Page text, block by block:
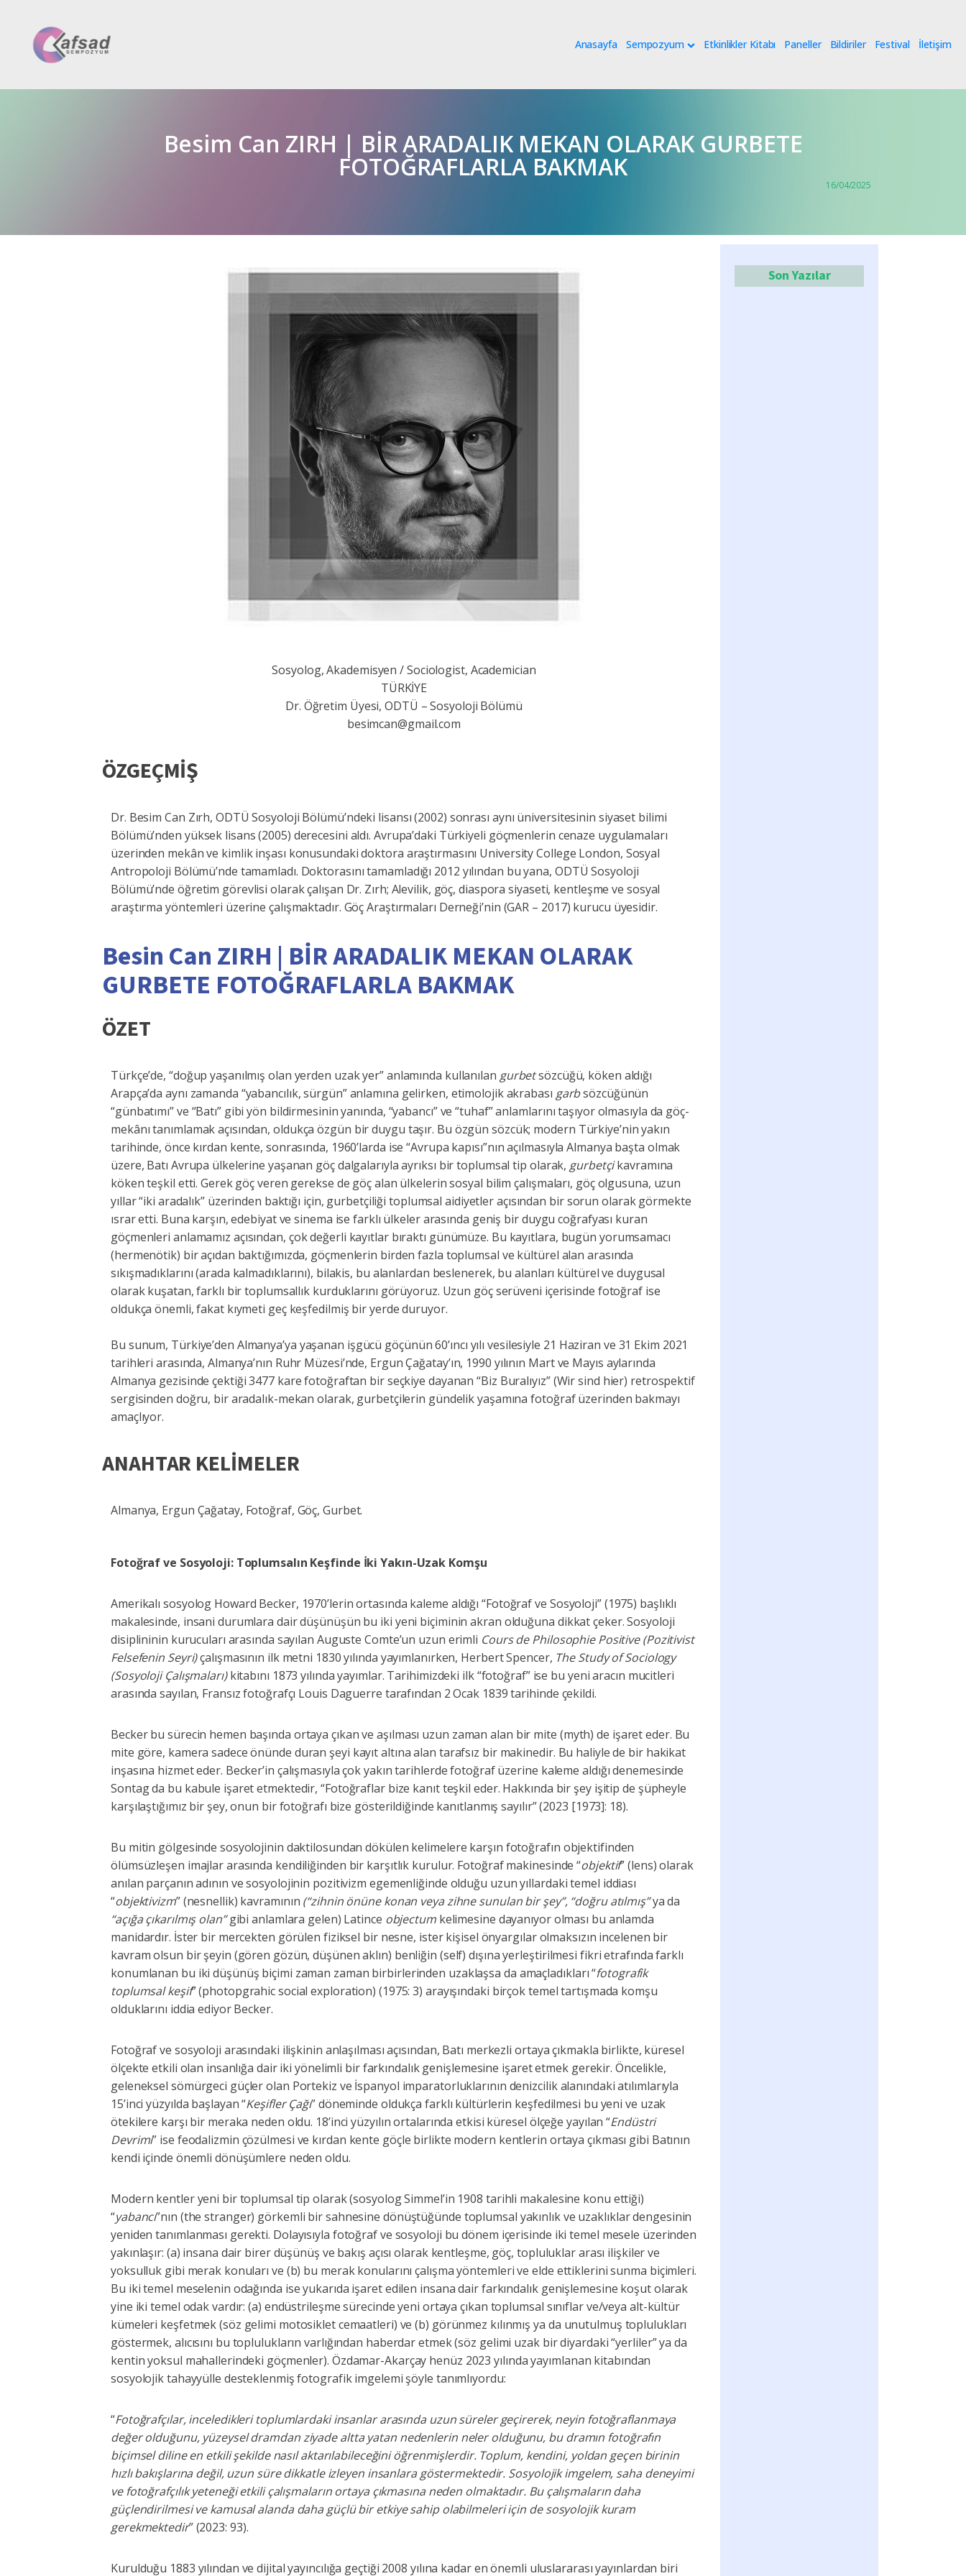
Anasayfa Sempozyum Etkinlikler Kitabı Paneller Bildiriler Festival İletişim
Besim Can ZIRH | BİR ARADALIK MEKAN OLARAK GURBETE
FOTOĞRAFLARLA BAKMAK
16/04/2025
Sosyolog, Akademisyen / Sociologist, Academician
TÜRKİYE
Dr. Öğretim Üyesi, ODTÜ – Sosyoloji Bölümü
besimcan@gmail.com
ÖZGEÇMİŞ
Dr. Besim Can Zırh, ODTÜ Sosyoloji Bölümü’ndeki lisansı (2002) sonrası aynı üniversitesinin siyaset bilimi
Bölümü’nden yüksek lisans (2005) derecesini aldı. Avrupa’daki Türkiyeli göçmenlerin cenaze uygulamaları
üzerinden mekân ve kimlik inşası konusundaki doktora araştırmasını University College London, Sosyal
Antropoloji Bölümü’nde tamamladı. Doktorasını tamamladığı 2012 yılından bu yana, ODTÜ Sosyoloji
Bölümü’nde öğretim görevlisi olarak çalışan Dr. Zırh; Alevilik, göç, diaspora siyaseti, kentleşme ve sosyal
araştırma yöntemleri üzerine çalışmaktadır. Göç Araştırmaları Derneği’nin (GAR – 2017) kurucu üyesidir.
Besin Can ZIRH | BİR ARADALIK MEKAN OLARAK
GURBETE FOTOĞRAFLARLA BAKMAK
ÖZET
Türkçe’de, “doğup yaşanılmış olan yerden uzak yer” anlamında kullanılan gurbetsözcüğü, köken aldığı
Arapça’da aynı zamanda “yabancılık, sürgün” anlamına gelirken, etimolojik akrabası garbsözcüğünün
“günbatımı” ve “Batı” gibi yön bildirmesinin yanında, “yabancı” ve “tuhaf” anlamlarını taşıyor olmasıyla da göç-
mekânı tanımlamak açısından, oldukça özgün bir duygu taşır. Bu özgün sözcük; modern Türkiye’nin yakın
tarihinde, önce kırdan kente, sonrasında, 1960’larda ise “Avrupa kapısı”nın açılmasıyla Almanya başta olmak
üzere, Batı Avrupa ülkelerine yaşanan göç dalgalarıyla ayrıksı bir toplumsal tip olarak, gurbetçikavramına
köken teşkil etti. Gerek göç veren gerekse de göç alan ülkelerin sosyal bilim çalışmaları, göç olgusuna, uzun
yıllar “iki aradalık” üzerinden baktığı için, gurbetçiliği toplumsal aidiyetler açısından bir sorun olarak görmekte
ısrar etti. Buna karşın, edebiyat ve sinema ise farklı ülkeler arasında geniş bir duygu coğrafyası kuran
göçmenleri anlamamız açısından, çok değerli kayıtlar bıraktı günümüze. Bu kayıtlara, bugün yorumsamacı
(hermenötik) bir açıdan baktığımızda, göçmenlerin birden fazla toplumsal ve kültürel alan arasında
sıkışmadıklarını (arada kalmadıklarını), bilakis, bu alanlardan beslenerek, bu alanları kültürel ve duygusal
olarak kuşatan, farklı bir toplumsallık kurduklarını görüyoruz. Uzun göç serüveni içerisinde fotoğraf ise
oldukça önemli, fakat kıymeti geç keşfedilmiş bir yerde duruyor.
Bu sunum, Türkiye’den Almanya’ya yaşanan işgücü göçünün 60’ıncı yılı vesilesiyle 21 Haziran ve 31 Ekim 2021
tarihleri arasında, Almanya’nın Ruhr Müzesi’nde, Ergun Çağatay’ın, 1990 yılının Mart ve Mayıs aylarında
Almanya gezisinde çektiği 3477 kare fotoğraftan bir seçkiye dayanan “Biz Buralıyız” (Wir sind hier) retrospektif
sergisinden doğru, bir aradalık-mekan olarak, gurbetçilerin gündelik yaşamına fotoğraf üzerinden bakmayı
amaçlıyor.
ANAHTAR KELİMELER
Almanya, Ergun Çağatay, Fotoğraf, Göç, Gurbet.
Fotoğraf ve Sosyoloji: Toplumsalın Keşfinde İki Yakın-Uzak Komşu
Amerikalı sosyolog Howard Becker, 1970’lerin ortasında kaleme aldığı “Fotoğraf ve Sosyoloji” (1975) başlıklı
makalesinde, insani durumlara dair düşünüşün bu iki yeni biçiminin akran olduğuna dikkat çeker. Sosyoloji
disiplininin kurucuları arasında sayılan Auguste Comte’un uzun erimli Cours de Philosophie Positive (Pozitivist
Felsefenin Seyri)çalışmasının ilk metni 1830 yılında yayımlanırken, Herbert Spencer, The Study of Sociology
(Sosyoloji Çalışmaları)kitabını 1873 yılında yayımlar. Tarihimizdeki ilk “fotoğraf” ise bu yeni aracın mucitleri
arasında sayılan, Fransız fotoğrafçı Louis Daguerre tarafından 2 Ocak 1839 tarihinde çekildi.
Becker bu sürecin hemen başında ortaya çıkan ve aşılması uzun zaman alan bir mite (myth) de işaret eder. Bu
mite göre, kamera sadece önünde duran şeyi kayıt altına alan tarafsız bir makinedir. Bu haliyle de bir hakikat
inşasına hizmet eder. Becker’in çalışmasıyla çok yakın tarihlerde fotoğraf üzerine kaleme aldığı denemesinde
Sontag da bu kabule işaret etmektedir, “Fotoğraflar bize kanıt teşkil eder. Hakkında bir şey işitip de şüpheyle
karşılaştığımız bir şey, onun bir fotoğrafı bize gösterildiğinde kanıtlanmış sayılır” (2023 [1973]: 18).
Bu mitin gölgesinde sosyolojinin daktilosundan dökülen kelimelere karşın fotoğrafın objektifinden
ölümsüzleşen imajlar arasında kendiliğinden bir karşıtlık kurulur. Fotoğraf makinesinde “objektif” (lens) olarak
anılan parçanın adının ve sosyolojinin pozitivizm egemenliğinde olduğu uzun yıllardaki temel iddiası
“objektivizm” (nesnellik) kavramının (“zihnin önüne konan veya zihne sunulan bir şey”, “doğru atılmış”ya da
“açığa çıkarılmış olan”gibi anlamlara gelen) Latince objectumkelimesine dayanıyor olması bu anlamda
manidardır. İster bir mercekten görülen fiziksel bir nesne, ister kişisel önyargılar olmaksızın incelenen bir
kavram olsun bir şeyin (gören gözün, düşünen aklın) benliğin (self) dışına yerleştirilmesi fikri etrafında farklı
konumlanan bu iki düşünüş biçimi zaman zaman birbirlerinden uzaklaşsa da amaçladıkları “fotografik
toplumsal keşif” (photopgrahic social exploration) (1975: 3) arayışındaki birçok temel tartışmada komşu
olduklarını iddia ediyor Becker.
Fotoğraf ve sosyoloji arasındaki ilişkinin anlaşılması açısından, Batı merkezli ortaya çıkmakla birlikte, küresel
ölçekte etkili olan insanlığa dair iki yönelimli bir farkındalık genişlemesine işaret etmek gerekir. Öncelikle,
geleneksel sömürgeci güçler olan Portekiz ve İspanyol imparatorluklarının denizcilik alanındaki atılımlarıyla
15’inci yüzyılda başlayan “Keşifler Çağı” döneminde oldukça farklı kültürlerin keşfedilmesi bu yeni ve uzak
ötekilere karşı bir meraka neden oldu. 18’inci yüzyılın ortalarında etkisi küresel ölçeğe yayılan “Endüstri
Devrimi” ise feodalizmin çözülmesi ve kırdan kente göçle birlikte modern kentlerin ortaya çıkması gibi Batının
kendi içinde önemli dönüşümlere neden oldu.
Modern kentler yeni bir toplumsal tip olarak (sosyolog Simmel’in 1908 tarihli makalesine konu ettiği)
“yabancı”nın (the stranger) görkemli bir sahnesine dönüştüğünde toplumsal yakınlık ve uzaklıklar dengesinin
yeniden tanımlanması gerekti. Dolayısıyla fotoğraf ve sosyoloji bu dönem içerisinde iki temel mesele üzerinden
yakınlaşır: (a) insana dair birer düşünüş ve bakış açısı olarak kentleşme, göç, topluluklar arası ilişkiler ve
yoksulluk gibi merak konuları ve (b) bu merak konularını çalışma yöntemleri ve elde ettiklerini sunma biçimleri.
Bu iki temel meselenin odağında ise yukarıda işaret edilen insana dair farkındalık genişlemesine koşut olarak
yine iki temel odak vardır: (a) endüstrileşme sürecinde yeni ortaya çıkan toplumsal sınıflar ve/veya alt-kültür
kümeleri keşfetmek (söz gelimi motosiklet cemaatleri) ve (b) görünmez kılınmış ya da unutulmuş toplulukları
göstermek, alıcısını bu toplulukların varlığından haberdar etmek (söz gelimi uzak bir diyardaki “yerliler” ya da
kentin yoksul mahallerindeki göçmenler). Özdamar-Akarçay henüz 2023 yılında yayımlanan kitabından
sosyolojik tahayyülle desteklenmiş fotografik imgelemi şöyle tanımlıyordu:
“Fotoğrafçılar, inceledikleri toplumlardaki insanlar arasında uzun süreler geçirerek, neyin fotoğraflanmaya
değer olduğunu, yüzeysel dramdan ziyade altta yatan nedenlerin neler olduğunu, bu dramın fotoğrafın
biçimsel diline en etkili şekilde nasıl aktarılabileceğini öğrenmişlerdir. Toplum, kendini, yoldan geçen birinin
hızlı bakışlarına değil, uzun süre dikkatle izleyen insanlara göstermektedir. Sosyolojik imgelem, saha deneyimi
ve fotoğrafçılık yeteneği etkili çalışmaların ortaya çıkmasına neden olmaktadır. Bu çalışmaların daha
güçlendirilmesi ve kamusal alanda daha güçlü bir etkiye sahip olabilmeleri için de sosyolojik kuram
gerekmektedir” (2023: 93).
Kurulduğu 1883 yılından ve dijital yayıncılığa geçtiği 2008 yılına kadar en önemli uluslararası yayınlardan biri
Son Yazılar